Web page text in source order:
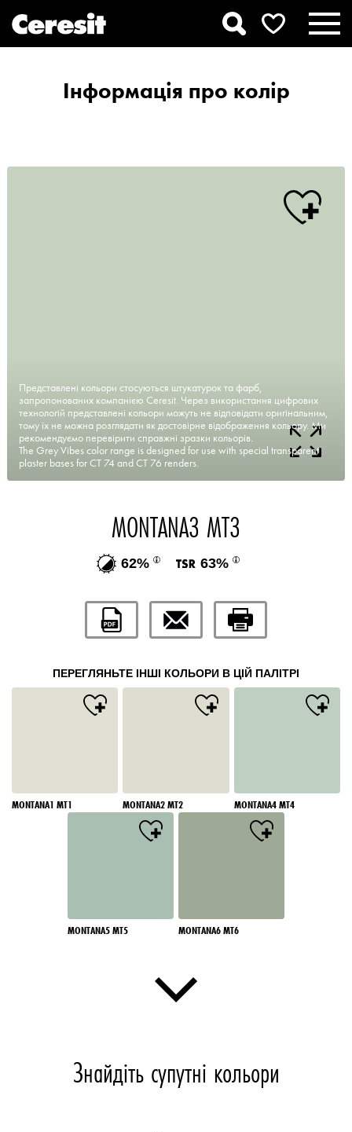
Інформація про колір
Представлені кольори стосуються штукатурок та фарб,
запропонованих компанією Ceresit. Через використання цифрових
технологій представлені кольори можуть не відповідати оригінальним,
тому їх не можна розглядати як достовірне відображення кольору. Ми
рекомендуємо перевірити справжні зразки кольорів.
The Grey Vibes color range is designed for use with special transparent
plaster bases for CT 74 and CT 76 renders.
MONTANA3 MT3
62% 63%
ПЕРЕГЛЯНЬТЕ ІНШІ КОЛЬОРИ В ЦІЙ ПАЛІТРІ
MONTANA1 MT1 MONTANA2 MT2 MONTANA4 MT4
MONTANA5 MT5 MONTANA6 MT6
Знайдіть супутні кольори